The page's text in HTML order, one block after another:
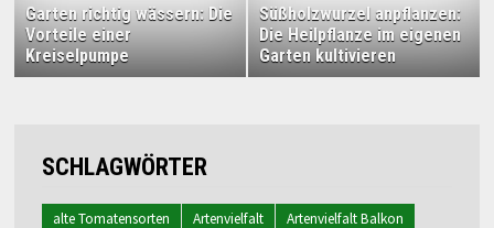
Garten richtig wässern: Die
Vorteile einer
Kreiselpumpe
Süßholzwurzel anpflanzen:
Die Heilpflanze im eigenen
Garten kultivieren
SCHLAGWÖRTER
alte Tomatensorten Artenvielfalt
Artenvielfalt Balkon